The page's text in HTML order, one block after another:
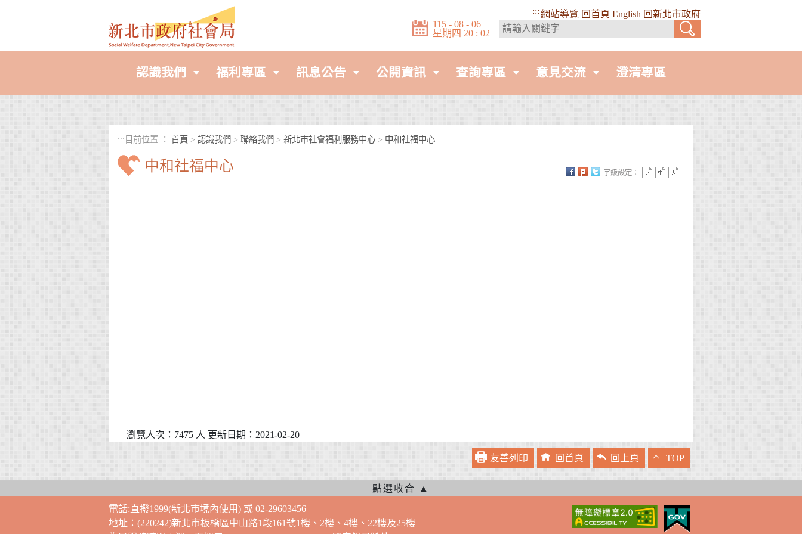
:::網站導覽 回首頁 English 回新北市政府
115 - 08 - 06
星期四 20 : 02
認識我們 福利專區 訊息公告 公開資訊 查詢專區 意見交流 澄清專區
::: 目前位置 ： 首頁 > 認識我們 > 聯絡我們 > 新北市社會福利服務中心 > 中和社福中心
中和社福中心 字級設定：
瀏覽人次：7475 人 更新日期：2021-02-20
友善列印 回首頁 回上頁 TOP
電話:直撥1999(新北市境內使用) 或 02-29603456
地址：(220242)新北市板橋區中山路1段161號1樓、2樓、4樓、22樓及25樓